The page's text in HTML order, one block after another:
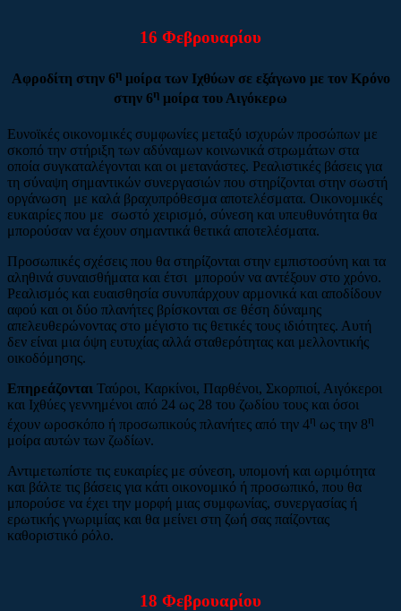
16 Φεβρουαρίου
Αφροδίτη στην 6ημοίρα των Ιχθύων σε εξάγωνο με τον Κρόνο
στην 6η μοίρα του Αιγόκερω
Ευνοϊκές οικονομικές συμφωνίες μεταξύ ισχυρών προσώπων με
σκοπό την στήριξη των αδύναμων κοινωνικά στρωμάτων στα
οποία συγκαταλέγονται και οι μετανάστες. Ρεαλιστικές βάσεις για
τη σύναψη σημαντικών συνεργασιών που στηρίζονται στην σωστή
οργάνωση με καλά βραχυπρόθεσμα αποτελέσματα. Οικονομικές
ευκαιρίες που με σωστό χειρισμό, σύνεση και υπευθυνότητα θα
μπορούσαν να έχουν σημαντικά θετικά αποτελέσματα.
Προσωπικές σχέσεις που θα στηρίζονται στην εμπιστοσύνη και τα
αληθινά συναισθήματα και έτσι μπορούν να αντέξουν στο χρόνο.
Ρεαλισμός και ευαισθησία συνυπάρχουν αρμονικά και αποδίδουν
αφού και οι δύο πλανήτες βρίσκονται σε θέση δύναμης
απελευθερώνοντας στο μέγιστο τις θετικές τους ιδιότητες. Αυτή
δεν είναι μια όψη ευτυχίας αλλά σταθερότητας και μελλοντικής
οικοδόμησης.
Επηρεάζονται Ταύροι, Καρκίνοι, Παρθένοι, Σκορπιοί, Αιγόκεροι
και Ιχθύες γεννημένοι από 24 ως 28 του ζωδίου τους και όσοι
έχουν ωροσκόπο ή προσωπικούς πλανήτες από την 4η ως την 8η
μοίρα αυτών των ζωδίων.
Αντιμετωπίστε τις ευκαιρίες με σύνεση, υπομονή και ωριμότητα
και βάλτε τις βάσεις για κάτι οικονομικό ή προσωπικό, που θα
μπορούσε να έχει την μορφή μιας συμφωνίας, συνεργασίας ή
ερωτικής γνωριμίας και θα μείνει στη ζωή σας παίζοντας
καθοριστικό ρόλο.
18 Φεβρουαρίου